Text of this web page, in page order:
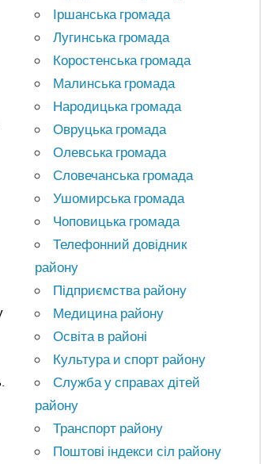
Іршанська громада
Лугинська громада
Коростенська громада
Малинська громада
Народицька громада
Овруцька громада
Олевська громада
Словечанська громада
Ушомирська громада
Чоповицька громада
Телефонний довідник
району
Підприємства району
Медицина району
Освіта в районі
Культура и спорт району
Служба у справах дітей
району
Транспорт району
Поштові індекси сіл району